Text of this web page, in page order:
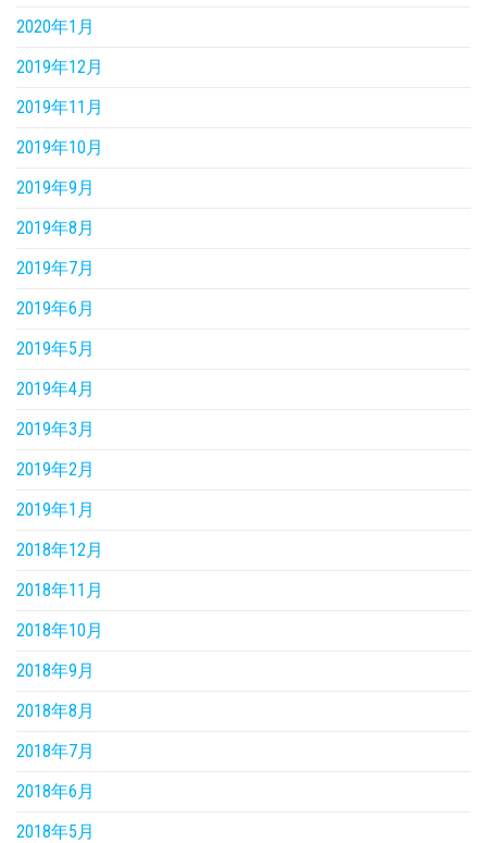
2020年1月
2019年12月
2019年11月
2019年10月
2019年9月
2019年8月
2019年7月
2019年6月
2019年5月
2019年4月
2019年3月
2019年2月
2019年1月
2018年12月
2018年11月
2018年10月
2018年9月
2018年8月
2018年7月
2018年6月
2018年5月